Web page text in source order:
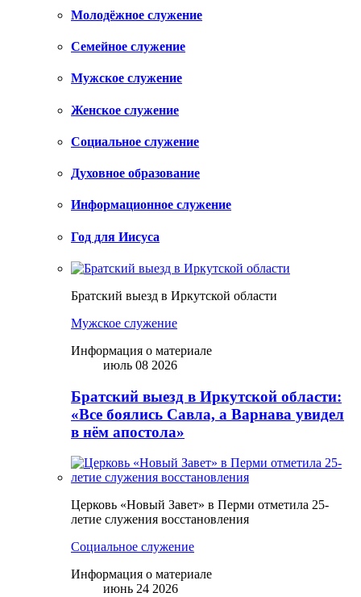
Молодёжное служение
Семейное служение
Мужское служение
Женское служение
Социальное служение
Духовное образование
Информационное служение
Год для Иисуса
Братский выезд в Иркутской области
Мужское служение
Информация о материале
июль 08 2026
Братский выезд в Иркутской области:
«Все боялись Савла, а Варнава увидел
в нём апостола»
Церковь «Новый Завет» в Перми отметила 25-
летие служения восстановления
Социальное служение
Информация о материале
июнь 24 2026